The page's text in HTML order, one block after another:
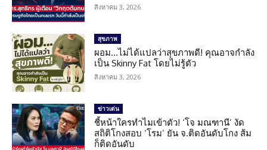
สิงหาคม 3, 2026
สุขภาพ
ผอม…ไม่ได้แปลว่าสุขภาพดี! คุณอาจกำลัง
เป็น Skinny Fat โดยไม่รู้ตัว
สิงหาคม 3, 2026
ข่าวเด่น
ชี้หน้าใครทำไมเข้าตัว! ‘โจ มณฑานี’ งัด
สถิติโกงสอบ ‘โรม’ ยัน จ.ติดอันดับโกง ส้ม
ก็ติดอันดับ